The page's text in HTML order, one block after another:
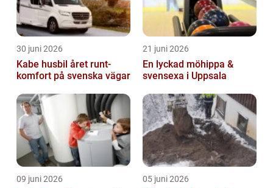
30 juni 2026
Kabe husbil året runt-
komfort på svenska vägar
21 juni 2026
En lyckad möhippa &
svensexa i Uppsala
09 juni 2026 05 juni 2026